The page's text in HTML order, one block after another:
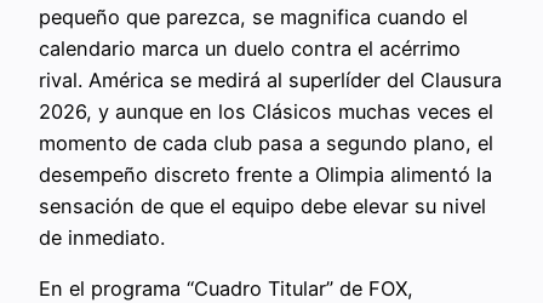
pequeño que parezca, se magnifica cuando el
calendario marca un duelo contra el acérrimo
rival. América se medirá al superlíder del Clausura
2026, y aunque en los Clásicos muchas veces el
momento de cada club pasa a segundo plano, el
desempeño discreto frente a Olimpia alimentó la
sensación de que el equipo debe elevar su nivel
de inmediato.
En el programa “Cuadro Titular” de FOX,